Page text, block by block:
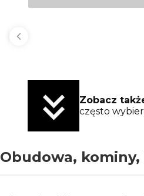
Zobacz
często
Obudowa,